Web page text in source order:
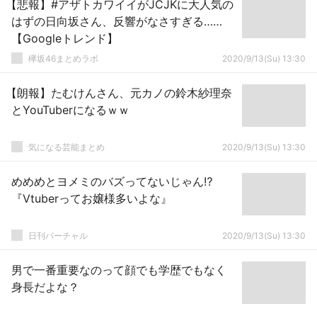
【悲報】#アザトカワイイがJCJKに大人気の
はずの日向坂さん、反響がなさすぎる……
【Googleトレンド】
欅坂46まとめラボ 2020/9/13(Su) 13:30
【朗報】たむけんさん、元カノの鈴木紗理奈
とYouTuberになるｗｗ
気になる芸能まとめ 2020/9/13(Su) 13:30
めめめとヨメミのバズってないじゃん⁉
『Vtuberってお嬢様多いよな』
日刊バーチャル 2020/9/13(Su) 13:30
男で一番重要なのって顔でも学歴でもなく
身長だよな？